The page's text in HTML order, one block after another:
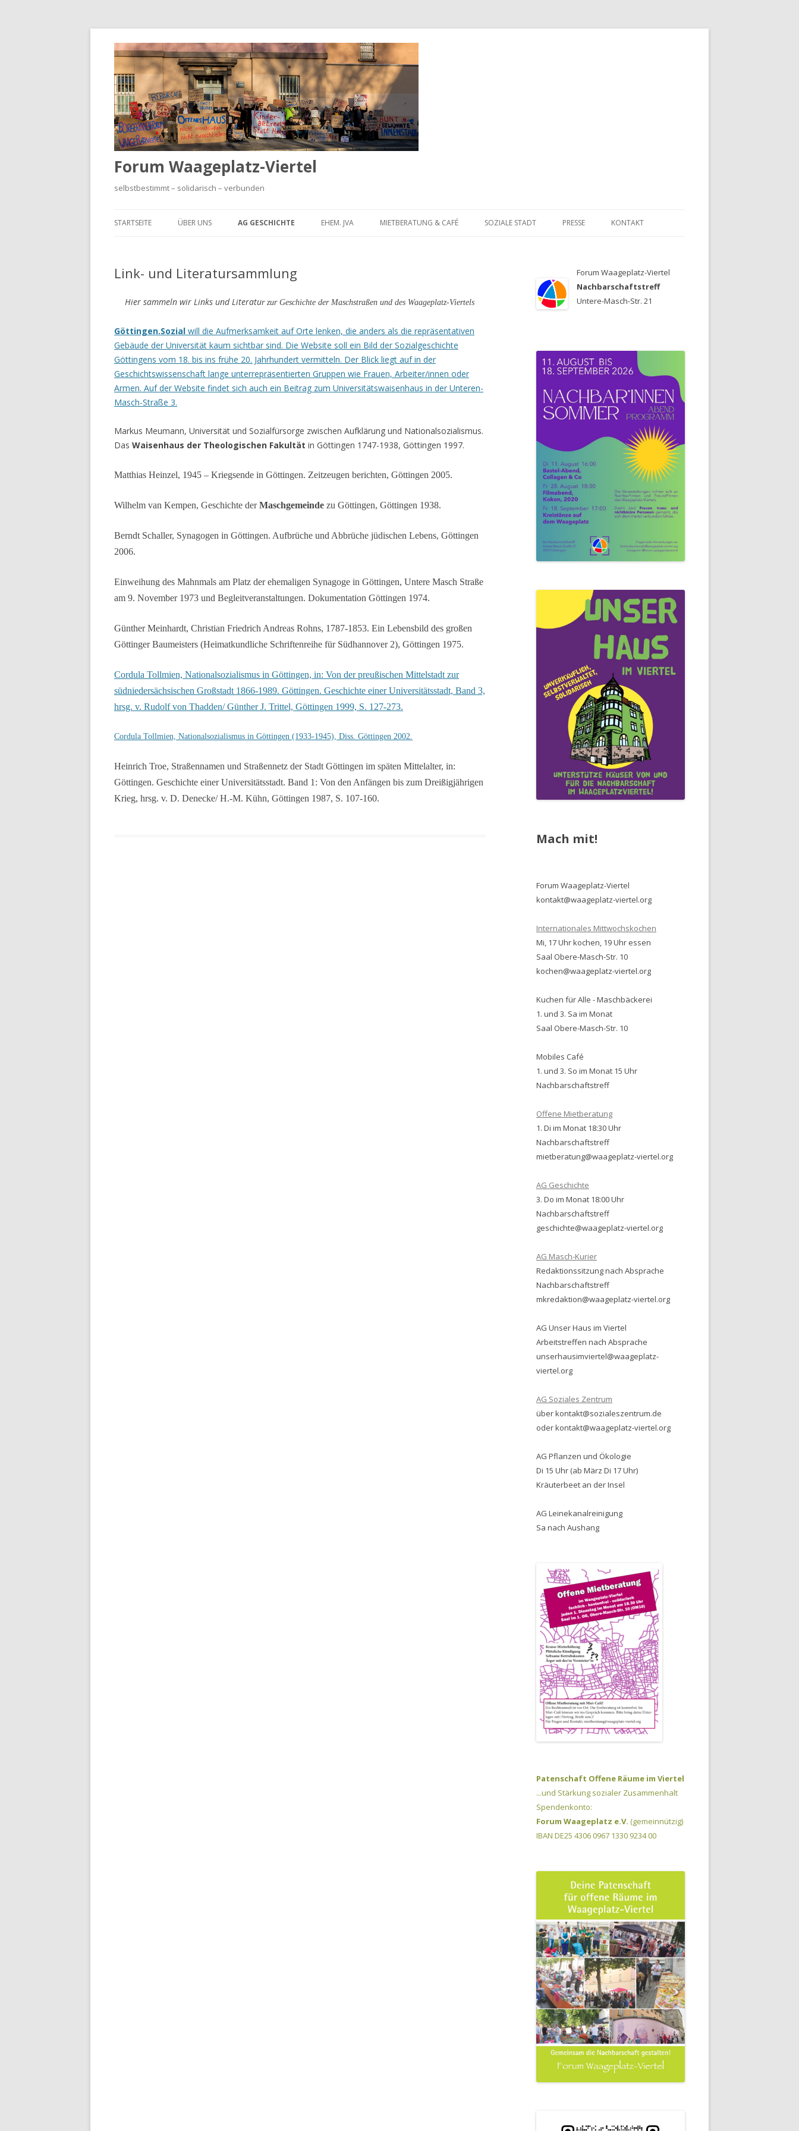
Forum Waageplatz-Viertel
selbstbestimmt – solidarisch – verbunden
zum
STARTSEITE ÜBER UNS AG GESCHICHTE
WAAGEPLATZ-VIERTEL
EHEM. JVA MIETBERATUNG & CAFÉ SOZIALE STADT PRESSE KONTAKT
Link- und Literatursammlung
Hier sammeln wir Links und Literatur zur Geschichte der Maschstraßen und des Waageplatz-Viertels
Göttingen.Sozial will die Aufmerksamkeit auf Orte lenken, die anders als die repräsentativen
Gebäude der Universität kaum sichtbar sind. Die Website soll ein Bild der Sozialgeschichte
Göttingens vom 18. bis ins frühe 20. Jahrhundert vermitteln. Der Blick liegt auf in der
Geschichtswissenschaft lange unterrepräsentierten Gruppen wie Frauen, Arbeiter/innen oder
Armen. Auf der Website findet sich auch ein Beitrag zum Universitätswaisenhaus in der Unteren-
Masch-Straße 3.
Markus Meumann, Universität und Sozialfürsorge zwischen Aufklärung und Nationalsozialismus.
Das Waisenhaus der Theologischen Fakultät in Göttingen 1747-1938, Göttingen 1997.
Matthias Heinzel, 1945 – Kriegsende in Göttingen. Zeitzeugen berichten, Göttingen 2005.
Wilhelm van Kempen, Geschichte derMaschgemeinde zu Göttingen, Göttingen 1938.
Berndt Schaller, Synagogen in Göttingen. Aufbrüche und Abbrüche jüdischen Lebens, Göttingen
2006.
Einweihung des Mahnmals am Platz der ehemaligen Synagoge in Göttingen, Untere Masch Straße
am 9. November 1973 und Begleitveranstaltungen. Dokumentation Göttingen 1974.
Günther Meinhardt, Christian Friedrich Andreas Rohns, 1787-1853. Ein Lebensbild des großen
Göttinger Baumeisters (Heimatkundliche Schriftenreihe für Südhannover 2), Göttingen 1975.
Cordula Tollmien, Nationalsozialismus in Göttingen, in: Von der preußischen Mittelstadt zur
südniedersächsischen Großstadt 1866-1989. Göttingen. Geschichte einer Universitätsstadt, Band 3,
hrsg. v. Rudolf von Thadden/ Günther J. Trittel, Göttingen 1999, S. 127-273.
Cordula Tollmien, Nationalsozialismus in Göttingen (1933-1945), Diss. Göttingen 2002.
Heinrich Troe, Straßennamen und Straßennetz der Stadt Göttingen im späten Mittelalter, in:
Göttingen. Geschichte einer Universitätsstadt. Band 1: Von den Anfängen bis zum Dreißigjährigen
Krieg, hrsg. v. D. Denecke/ H.-M. Kühn, Göttingen 1987, S. 107-160.
Forum Waageplatz-Viertel
Nachbarschaftstreff
Untere-Masch-Str. 21
Mach mit!
Forum Waageplatz-Viertel
kontakt@waageplatz-viertel.org
Internationales Mittwochskochen
Mi, 17 Uhr kochen, 19 Uhr essen
Saal Obere-Masch-Str. 10
kochen@waageplatz-viertel.org
Kuchen für Alle - Maschbäckerei
1. und 3. Sa im Monat
Saal Obere-Masch-Str. 10
Mobiles Café
1. und 3. So im Monat 15 Uhr
Nachbarschaftstreff
Offene Mietberatung
1. Di im Monat 18:30 Uhr
Nachbarschaftstreff
mietberatung@waageplatz-viertel.org
AG Geschichte
3. Do im Monat 18:00 Uhr
Nachbarschaftstreff
geschichte@waageplatz-viertel.org
AG Masch-Kurier
Redaktionssitzung nach Absprache
Nachbarschaftstreff
mkredaktion@waageplatz-viertel.org
AG Unser Haus im Viertel
Arbeitstreffen nach Absprache
unserhausimviertel@waageplatz-
viertel.org
AG Soziales Zentrum
über kontakt@sozialeszentrum.de
oder kontakt@waageplatz-viertel.org
AG Pflanzen und Ökologie
Di 15 Uhr (ab März Di 17 Uhr)
Kräuterbeet an der Insel
AG Leinekanalreinigung
Sa nach Aushang
Patenschaft Offene Räume im Viertel
...und Stärkung sozialer Zusammenhalt
Spendenkonto:
Forum Waageplatz e.V. (gemeinnützig)
IBAN DE25 4306 0967 1330 9234 00